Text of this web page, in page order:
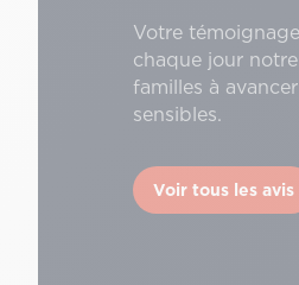
Votre
chaque jour
familles à
sensibles.
Voir tous les avis